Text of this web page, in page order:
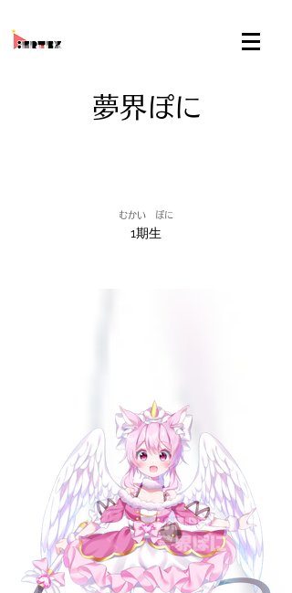
夢界ぽに
むかい ぽに
1期生